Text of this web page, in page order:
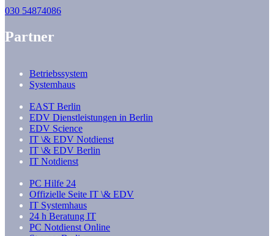
030 54874086
Partner
Betriebssystem
Systemhaus
EAST Berlin
EDV Dienstleistungen in Berlin
EDV Science
IT \& EDV Notdienst
IT \& EDV Berlin
IT Notdienst
PC Hilfe 24
Offizielle Seite IT \& EDV
IT Systemhaus
24 h Beratung IT
PC Notdienst Online